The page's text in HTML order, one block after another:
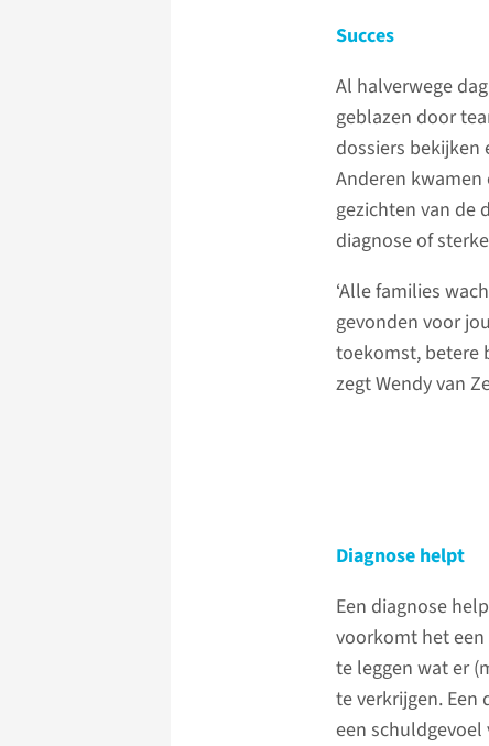
Succes
Al halverwege
geblazen door
dossiers bekijken
Anderen
gezichten van de
diagnose of
‘Alle families
gevonden voor
toekomst, betere
zegt Wendy van
Diagnose helpt
Een diagnose
voorkomt het
te leggen wat er
te verkrijgen. Een
een